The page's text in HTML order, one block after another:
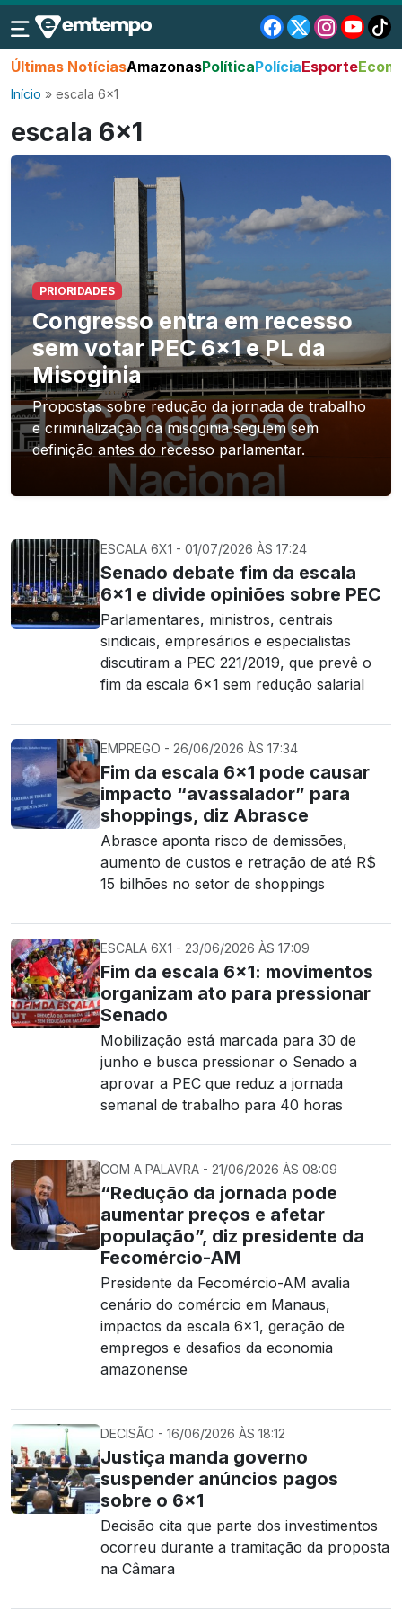
Últimas NotíciasAmazonasPolíticaPolíciaEsporte
Início » escala 6x1
escala 6×1
PRIORIDADES
Congresso entra em recesso
sem votar PEC 6×1 e PL da
Misoginia
Propostas sobre redução da jornada de trabalho
e criminalização da misoginia seguem sem
definição antes do recesso parlamentar.
ESCALA 6X1 - 01/07/2026 ÀS 17:24
Senado debate fim da escala
6×1 e divide opiniões sobre PEC
Parlamentares, ministros, centrais
sindicais, empresários e especialistas
discutiram a PEC 221/2019, que prevê o
fim da escala 6x1 sem redução salarial
EMPREGO - 26/06/2026 ÀS 17:34
Fim da escala 6×1 pode causar
impacto “avassalador” para
shoppings, diz Abrasce
Abrasce aponta risco de demissões,
aumento de custos e retração de até R$
15 bilhões no setor de shoppings
ESCALA 6X1 - 23/06/2026 ÀS 17:09
Fim da escala 6×1: movimentos
organizam ato para pressionar
Senado
Mobilização está marcada para 30 de
junho e busca pressionar o Senado a
aprovar a PEC que reduz a jornada
semanal de trabalho para 40 horas
COM A PALAVRA - 21/06/2026 ÀS 08:09
“Redução da jornada pode
aumentar preços e afetar
população”, diz presidente da
Fecomércio-AM
Presidente da Fecomércio-AM avalia
cenário do comércio em Manaus,
impactos da escala 6x1, geração de
empregos e desafios da economia
amazonense
DECISÃO - 16/06/2026 ÀS 18:12
Justiça manda governo
suspender anúncios pagos
sobre o 6×1
Decisão cita que parte dos investimentos
ocorreu durante a tramitação da proposta
na Câmara